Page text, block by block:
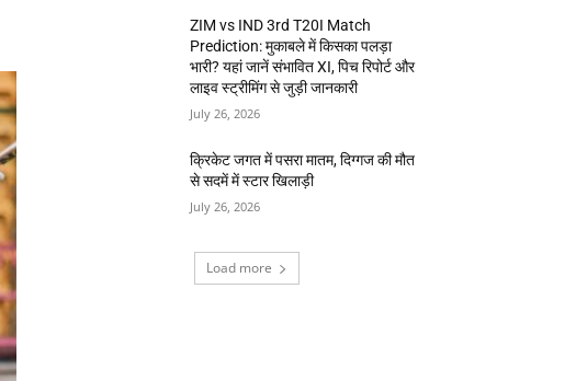
ZIM vs IND 3rd T20I Match
Prediction: मुकाबले में किसका पलड़ा
भारी? यहां जानें संभावित XI, पिच रिपोर्ट और
लाइव स्ट्रीमिंग से जुड़ी जानकारी
July 26, 2026
क्रिकेट जगत में पसरा मातम, दिग्गज की मौत
से सदमें में स्टार खिलाड़ी
July 26, 2026
Load more